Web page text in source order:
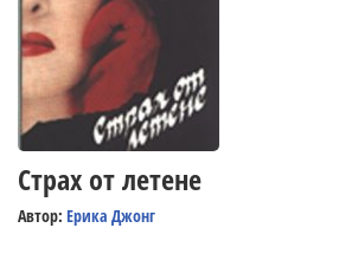
Страх от летене
Автор: Ерика Джонг